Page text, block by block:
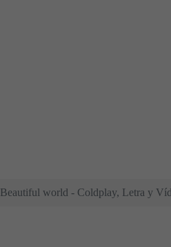
Beautiful world - Coldplay, Letra y